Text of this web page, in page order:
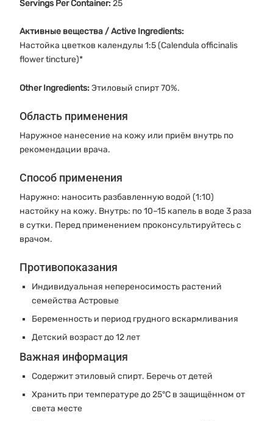
Servings Per Container:25
Активные вещества / Active Ingredients:
Настойка цветков календулы 1:5 (Calendula officinalis
flower tincture)*
Other Ingredients:Этиловый спирт 70%.
Область применения
Наружное нанесение на кожу или приём внутрь по
рекомендации врача.
Способ применения
Наружно: наносить разбавленную водой (1:10)
настойку на кожу. Внутрь: по 10–15 капель в воде 3 раза
в сутки. Перед применением проконсультируйтесь с
врачом.
Противопоказания
Индивидуальная непереносимость растений
семейства Астровые
Беременность и период грудного вскармливания
Детский возраст до 12 лет
Важная информация
Содержит этиловый спирт. Беречь от детей
Хранить при температуре до 25°C в защищённом от
света месте